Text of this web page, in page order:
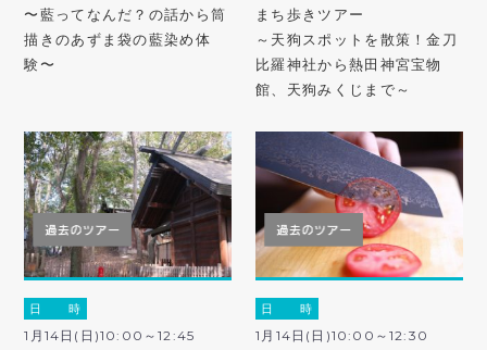
〜藍ってなんだ？の話から筒
描きのあずま袋の藍染め体
験〜
まち歩きツアー
～天狗スポットを散策！金刀
比羅神社から熱田神宮宝物
館、天狗みくじまで～
日 時
1月14日(日)10:00～12:45
日 時
1月14日(日)10:00～12:30